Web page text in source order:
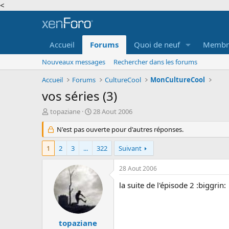
<
Accueil Forums Quoi de neuf
Nouveaux messages
Rechercher dans les forums
Accueil
Forums CultureCool MonCultureCool
vos séries (3)
A
t
e
r
topaziane
D
t
e
e
é
b
u
t
28 Aout 2006
N'est pas ouverte pour d'autres réponses.
1 2 3 ... 322 Suivant
topaziane
28 Aout 2006
la suite de l'épisode 2 :biggrin: